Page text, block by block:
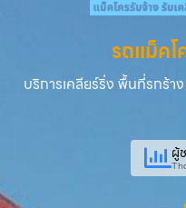
รถแม็ค
บริการเคลียร์ริ่ง พื้นที่รกร้า
ผู้